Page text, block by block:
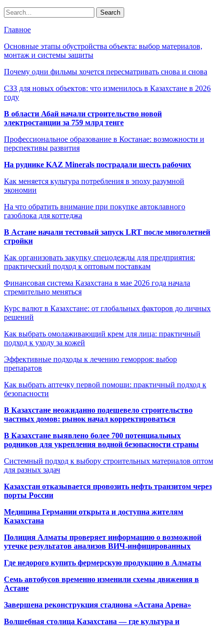
Главное
Основные этапы обустройства объекта: выбор материалов,
монтаж и системы защиты
Почему одни фильмы хочется пересматривать снова и снова
СЗЗ для новых объектов: что изменилось в Казахстане в 2026
году
В области Абай начали строительство новой
электростанции за 759 млрд тенге
Профессиональное образование в Костанае: возможности и
перспективы развития
На руднике KAZ Minerals пострадали шесть рабочих
Как меняется культура потребления в эпоху разумной
экономии
На что обратить внимание при покупке автоклавного
газоблока для коттеджа
В Астане начали тестовый запуск LRT после многолетней
стройки
Как организовать закупку спецодежды для предприятия:
практический подход к оптовым поставкам
Финансовая система Казахстана в мае 2026 года начала
стремительно меняться
Курс валют в Казахстане: от глобальных факторов до личных
решений
Как выбрать омолаживающий крем для лица: практичный
подход к уходу за кожей
Эффективные подходы к лечению геморроя: выбор
препаратов
Как выбрать аптечку первой помощи: практичный подход к
безопасности
В Казахстане неожиданно подешевело строительство
частных домов: рынок начал корректироваться
В Казахстане выявлено более 700 потенциальных
родников для укрепления водной безопасности страны
Системный подход к выбору строительных материалов оптом
для разных задач
Казахстан отказывается провозить нефть транзитом через
порты России
Медицина Германии открыта и доступна жителям
Казахстана
Полиция Алматы проверяет информацию о возможной
утечке результатов анализов ВИЧ-инфицированных
Где недорого купить фермерскую продукцию в Алматы
Семь автобусов временно изменили схемы движения в
Астане
Завершена реконструкция стадиона «Астана Арена»
Волшебная столица Казахстана — где культура и